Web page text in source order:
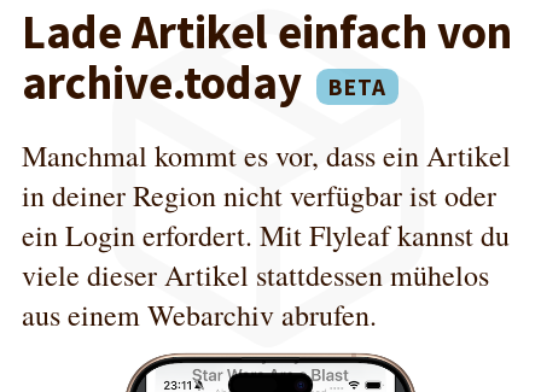
Lade Artikel einfach von
archive.today
Manchmal kommt es vor, dass ein Artikel
in deiner Region nicht verfügbar ist oder
ein Login erfordert. Mit Flyleaf kannst du
viele dieser Artikel stattdessen mühelos
aus einem Webarchiv abrufen.